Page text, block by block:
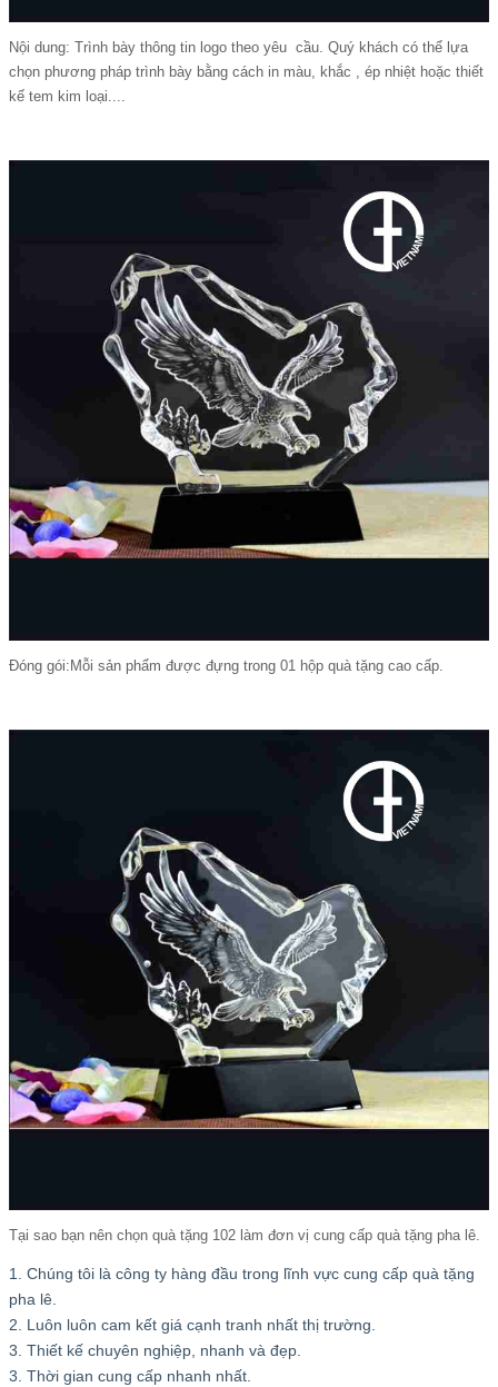
Nội dung: Trình bày thông tin logo theo yêu cầu. Quý khách có thể lựa
chọn phương pháp trình bày bằng cách in màu, khắc , ép nhiệt hoặc thiết
kế tem kim loại....
Đóng gói:Mỗi sản phẩm được đựng trong 01 hộp quà tặng cao cấp.
Tại sao bạn nên chọn quà tặng 102 làm đơn vị cung cấp quà tặng pha lê.
1. Chúng tôi là công ty hàng đầu trong lĩnh vực cung cấp quà tặng
pha lê.
2. Luôn luôn cam kết giá cạnh tranh nhất thị trường.
3. Thiết kế chuyên nghiệp, nhanh và đẹp.
3. Thời gian cung cấp nhanh nhất.